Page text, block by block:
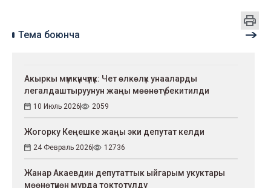
Тема боюнча
Акыркы мүмкүнчүлүк: Чет өлкөлүк унааларды
легалдаштыруунун жаңы мөөнөтү бекитилди
10 Июль 2026 2059
Жогорку Кеңешке жаңы эки депутат келди
24 Февраль 2026 12736
Жанар Акаевдин депутаттык ыйгарым укуктары
мөөнөтүнөн мурда токтотулду